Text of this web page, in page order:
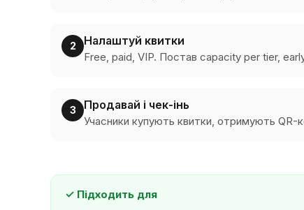
2 Налаштуй квитки
Free, paid, VIP. Постав capacity per tier,
3 Продавай і чек-інь
Учасники купують квитки, отримують QR-
✓ Підходить для